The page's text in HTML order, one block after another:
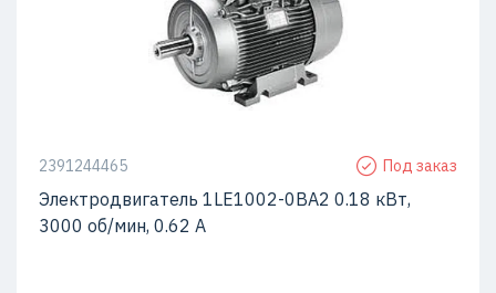
2391244465 Под заказ
Электродвигатель 1LE1002-0BA2 0.18 кВт,
3000 об/мин, 0.62 A